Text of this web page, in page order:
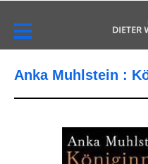
Anka Muhlstein :